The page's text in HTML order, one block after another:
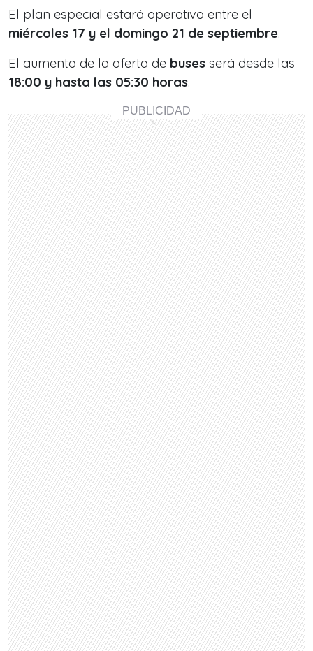
El plan especial estará operativo entre el
miércoles 17 y el domingo 21 de septiembre.
El aumento de la oferta de buses será desde las
18:00 y hasta las 05:30 horas.